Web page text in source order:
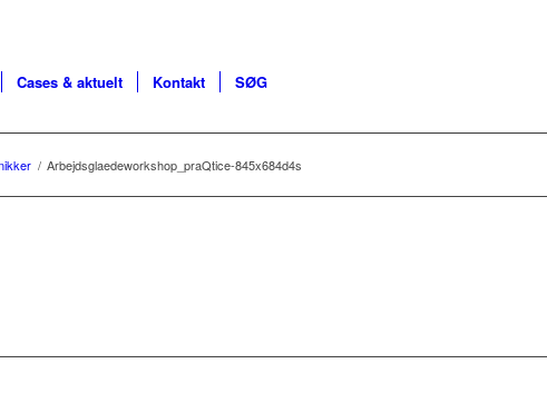
Cases & aktuelt Kontakt SØG
/ Arbejdsglaedeworkshop_praQtice-845x684d4s